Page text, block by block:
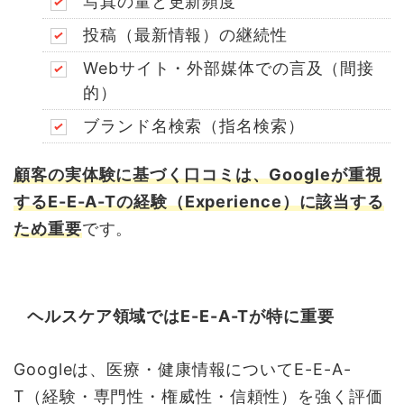
投稿（最新情報）の継続性
Webサイト・外部媒体での言及（間接
的）
ブランド名検索（指名検索）
顧客の実体験に基づく口コミは、Googleが重視
するE-E-A-Tの経験（Experience）に該当する
ため重要です。
ヘルスケア領域ではE-E-A-Tが特に重要
Googleは、医療・健康情報についてE-E-A-
T（経験・専門性・権威性・信頼性）を強く評価